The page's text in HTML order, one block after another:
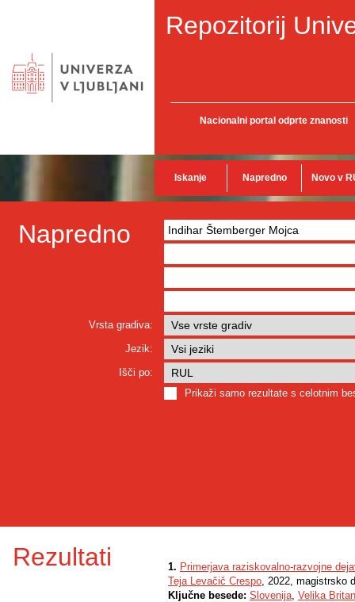
Repozitorij
Nacionalni portal odprte znanosti
Iskanje Napredno Novo v
Napredno
Vrsta gradiva:
Jezik:
Išči po:
Prikaži samo rezultate s celotnim
Rezultati 1. Primerjava raziskovalno-razvojne
Teja Levačič Crespo, 2022, magistrsko
Ključne besede: Slovenija, Velika